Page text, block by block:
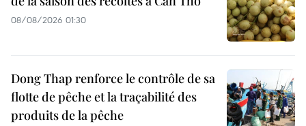
08/08/2026 01:30
Dong Thap renforce le contrôle de sa
flotte de pêche et la traçabilité des
produits de la pêche